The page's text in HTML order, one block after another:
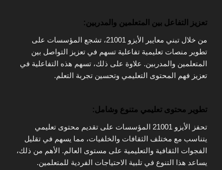
تعزيز التفاعل بين المتعلمين والمدربين:
من خلال تبني معايير الأيزو 21001، تشجع المؤسسات على
تطوير منصات تعليمية تفاعلية تسهم في تعزيز التواصل بين
المتعلمين والمدربين. علاوة على ذلك، تسهم هذه التفاعلية في
تعزيز فهم المحتوى التعليمي وتحسين تجربة التعلم.
تطوير محتوى تعليمي متنوع وشامل:
تحفز الأيزو 21001 المؤسسات على تقديم محتوى تعليمي
يتناسب مع مختلف الثقافات والخلفيات، مما يسهم في تقليل
الفجوات الثقافية والتعليمية على مستوى العالم. الأهم من ذلك،
يساعد هذا التنوع في تلبية الاحتياجات الفردية للمتعلمين.